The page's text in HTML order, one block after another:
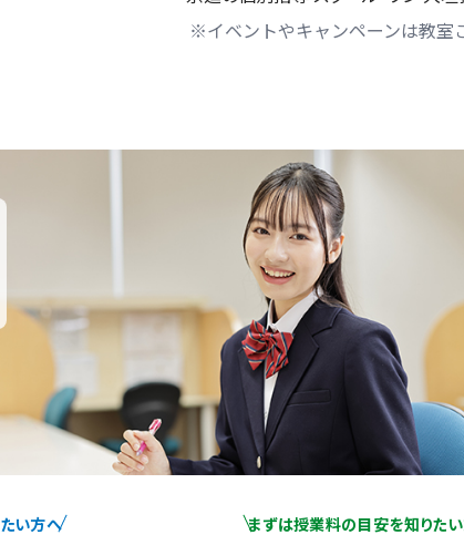
※イベントやキャンペーンは教室
い方へ まずは授業料の目安を知りた